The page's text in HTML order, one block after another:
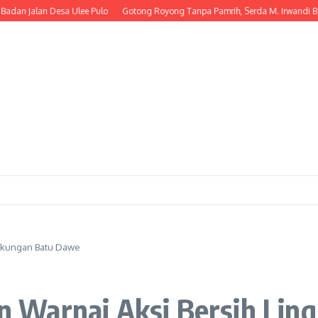
Desa Ulee Pulo Gotong Royong Tanpa Pamrih, Serda M. Irwandi Bantu
Batu Dawe
Warnai Aksi Bersih